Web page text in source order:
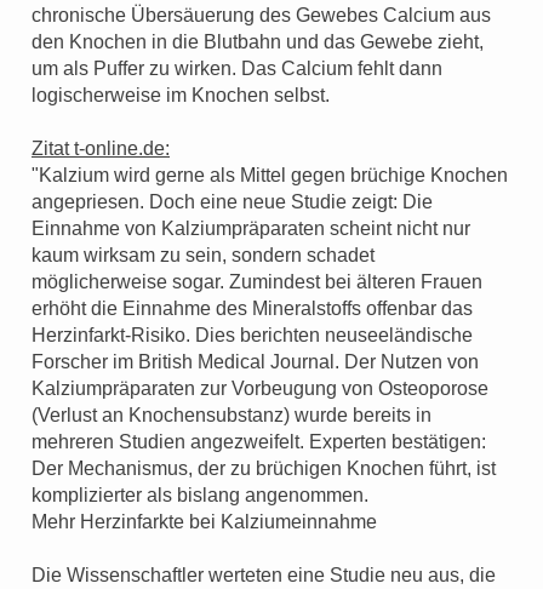
chronische Übersäuerung des Gewebes Calcium aus
den Knochen in die Blutbahn und das Gewebe zieht,
um als Puffer zu wirken. Das Calcium fehlt dann
logischerweise im Knochen selbst.
Zitat t-online.de:
"Kalzium wird gerne als Mittel gegen brüchige Knochen
angepriesen. Doch eine neue Studie zeigt: Die
Einnahme von Kalziumpräparaten scheint nicht nur
kaum wirksam zu sein, sondern schadet
möglicherweise sogar. Zumindest bei älteren Frauen
erhöht die Einnahme des Mineralstoffs offenbar das
Herzinfarkt-Risiko. Dies berichten neuseeländische
Forscher im British Medical Journal. Der Nutzen von
Kalziumpräparaten zur Vorbeugung von Osteoporose
(Verlust an Knochensubstanz) wurde bereits in
mehreren Studien angezweifelt. Experten bestätigen:
Der Mechanismus, der zu brüchigen Knochen führt, ist
komplizierter als bislang angenommen.
Mehr Herzinfarkte bei Kalziumeinnahme
Die Wissenschaftler werteten eine Studie neu aus, die